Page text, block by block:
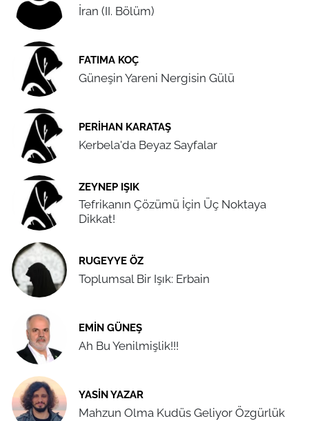
İran (II. Bölüm)
FATIMA KOÇ
Güneşin Yareni Nergisin Gülü
PERIHAN KARATAŞ
Kerbela'da Beyaz Sayfalar
ZEYNEP IŞIK
Tefrikanın Çözümü İçin Üç Noktaya
Dikkat!
RUGEYYE ÖZ
Toplumsal Bir Işık: Erbain
EMIN GÜNEŞ
Ah Bu Yenilmişlik!!!
YASIN YAZAR
Mahzun Olma Kudüs Geliyor Özgürlük